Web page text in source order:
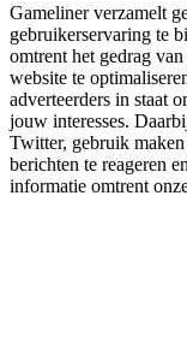
Gameliner verzamelt
gebruikerservaring te
omtrent het gedrag
website te
adverteerders in staat
jouw interesses.
Twitter, gebruik
berichten te reageren
informatie omtrent